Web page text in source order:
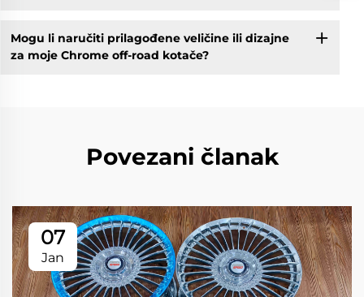
Mogu li naručiti prilagođene veličine ili dizajne
za moje Chrome off-road kotače?
Povezani članak
07
Jan